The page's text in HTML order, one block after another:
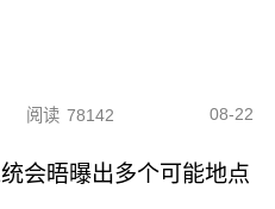
阅读 78142 08-22
会晤曝出多个可能地点